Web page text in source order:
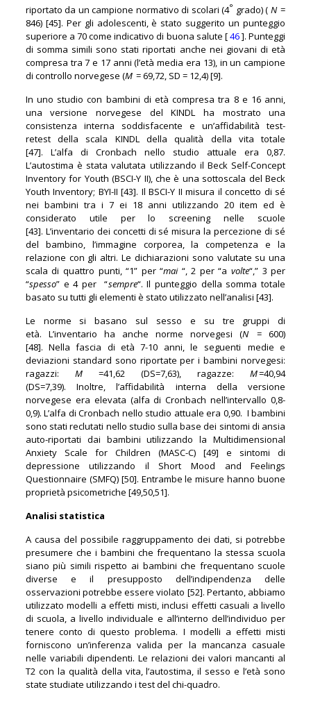
riportato da un campione normativo di scolari (4° grado) ( N=
846) [45]. Per gli adolescenti, è stato suggerito un punteggio
superiore a 70 come indicativo di buona salute [46]. Punteggi
di somma simili sono stati riportati anche nei giovani di età
compresa tra 7 e 17 anni (l’età media era 13), in un campione
di controllo norvegese (M= 69,72, SD = 12,4) [9].
In uno studio con bambini di età compresa tra 8 e 16 anni,
una versione norvegese del KINDL ha mostrato una
consistenza interna soddisfacente e un’affidabilità test-
retest della scala KINDL della qualità della vita totale
[47]. L’alfa di Cronbach nello studio attuale era 0,87.
L’autostima è stata valutata utilizzando il Beck Self-Concept
Inventory for Youth (BSCI-Y II), che è una sottoscala del Beck
Youth Inventory; BYI-II [43]. Il BSCI-Y II misura il concetto di sé
nei bambini tra i 7 ei 18 anni utilizzando 20 item ed è
considerato utile per lo screening nelle scuole
[43]. L’inventario dei concetti di sé misura la percezione di sé
del bambino, l’immagine corporea, la competenza e la
relazione con gli altri. Le dichiarazioni sono valutate su una
scala di quattro punti, “1” per “mai“, 2 per “avolte“,” 3 per
“spesso” e 4 per “sempre“. Il punteggio della somma totale
basato su tutti gli elementi è stato utilizzato nell’analisi [43].
Le norme si basano sul sesso e su tre gruppi di
età. L’inventario ha anche norme norvegesi (N = 600)
[48]. Nella fascia di età 7-10 anni, le seguenti medie e
deviazioni standard sono riportate per i bambini norvegesi:
ragazzi: M=41,62 (DS=7,63), ragazze:M=40,94
(DS=7,39). Inoltre, l’affidabilità interna della versione
norvegese era elevata (alfa di Cronbach nell’intervallo 0,8-
0,9). L’alfa di Cronbach nello studio attuale era 0,90. I bambini
sono stati reclutati nello studio sulla base dei sintomi di ansia
auto-riportati dai bambini utilizzando la Multidimensional
Anxiety Scale for Children (MASC-C) [49] e sintomi di
depressione utilizzando il Short Mood and Feelings
Questionnaire (SMFQ) [50]. Entrambe le misure hanno buone
proprietà psicometriche [49,50,51].
Analisi statistica
A causa del possibile raggruppamento dei dati, si potrebbe
presumere che i bambini che frequentano la stessa scuola
siano più simili rispetto ai bambini che frequentano scuole
diverse e il presupposto dell’indipendenza delle
osservazioni potrebbe essere violato [52]. Pertanto, abbiamo
utilizzato modelli a effetti misti, inclusi effetti casuali a livello
di scuola, a livello individuale e all’interno dell’individuo per
tenere conto di questo problema. I modelli a effetti misti
forniscono un’inferenza valida per la mancanza casuale
nelle variabili dipendenti. Le relazioni dei valori mancanti al
T2 con la qualità della vita, l’autostima, il sesso e l’età sono
state studiate utilizzando i test del chi-quadro.